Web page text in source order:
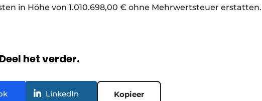
in Höhe von 1.010.698,00 € ohne Mehrwertsteuer erstatten.
het verder.
LinkedIn Kopieer